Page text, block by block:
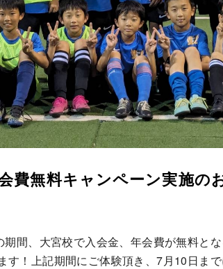
費無料キャンペーン実施の
間、大宮校で入会金、年会費が無料と
す！上記期間にご体験頂き、7月10日ま